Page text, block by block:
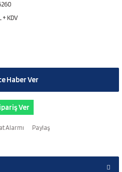
+ KDV
Haber Ver
Ver
Alarmı Paylaş